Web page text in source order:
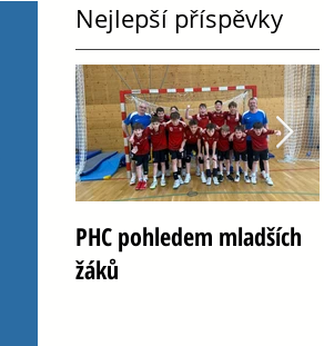
Nejlepší příspěvky
PHC pohledem mladších
žáků